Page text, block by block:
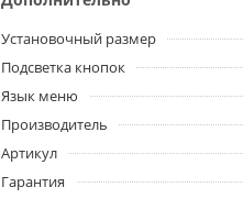
Установочный размер
Подсветка кнопок
Язык меню
Производитель
Артикул
Гарантия